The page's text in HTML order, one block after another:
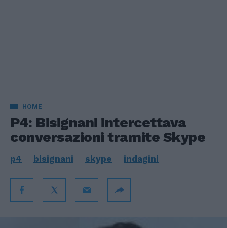
HOME
P4: Bisignani intercettava
conversazioni tramite Skype
p4 bisignani skype indagini